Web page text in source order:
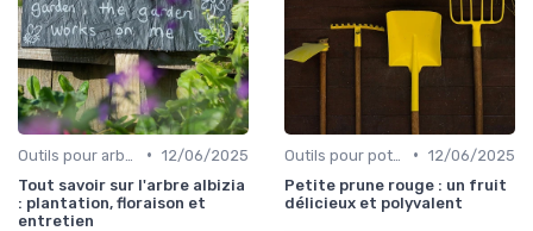
• 12/06/2025
Tout savoir sur l'arbre albizia
: plantation, floraison et
entretien
• 12/06/2025
Petite prune rouge : un fruit
délicieux et polyvalent